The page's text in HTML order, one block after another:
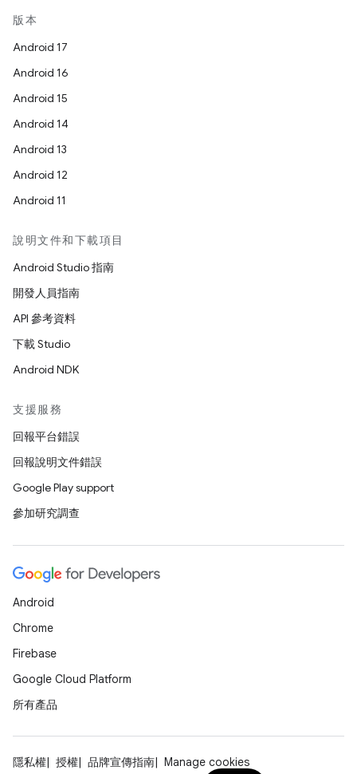
版本
Android 17
Android 16
Android 15
Android 14
Android 13
Android 12
Android 11
說明文件和下載項目
Android Studio 指南
開發人員指南
API 參考資料
下載 Studio
Android NDK
支援服務
回報平台錯誤
回報說明文件錯誤
Google Play support
參加研究調查
Android
Chrome
Firebase
Google Cloud Platform
所有產品
隱私權 授權 品牌宣傳指南 Manage cookies